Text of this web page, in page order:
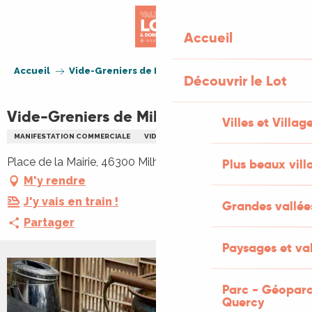
Accueil
Découvrir le Lot
Villes et
Plus beaux
Grandes
Paysages et
Parc -
Quercy
Accueil Vide-Greniers de Milhac
Vide-Greniers de Milhac
MANIFESTATION COMMERCIALE VIDE GRENIERS BRADERIE
Place de la Mairie, 46300 Milhac
M'y rendre
J'y vais en train !
Partager